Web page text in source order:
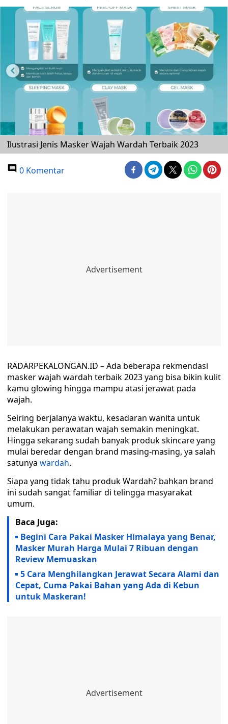
Ilustrasi Jenis Masker Wajah Wardah Terbaik 2023
0 Komentar
RADARPEKALONGAN.ID – Ada beberapa rekmendasi
masker wajah wardah terbaik 2023 yang bisa bikin kulit
kamu glowing hingga mampu atasi jerawat pada
wajah.
Seiring berjalanya waktu, kesadaran wanita untuk
melakukan perawatan wajah semakin meningkat.
Hingga sekarang sudah banyak produk skincare yang
mulai beredar dengan brand masing-masing, ya salah
satunya wardah.
Siapa yang tidak tahu produk Wardah? bahkan brand
ini sudah sangat familiar di telingga masyarakat
umum.
Baca Juga:
Begini Cara Pakai Masker Himalaya yang Benar,
Masker Murah Harga Mulai 7 Ribuan dengan
Review Memuaskan
5 Cara Menghilangkan Jerawat Secara Alami dan
Cepat, Cuma Pakai Bahan yang Ada di Kebun
untuk Maskeran!